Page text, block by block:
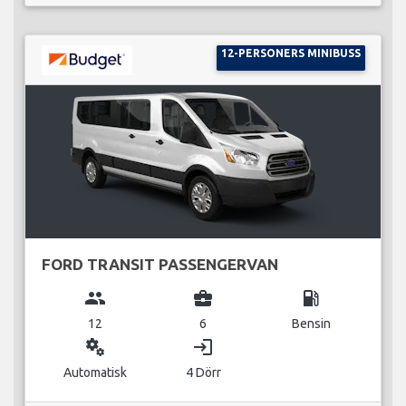
12-PERSONERS MINIBUSS
FORD TRANSIT PASSENGERVAN
group
12
business_center
6
local_gas_station
Bensin
miscellaneous_services
Automatisk
login
4 Dörr